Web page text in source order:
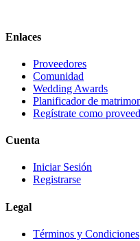
Enlaces
Proveedores
Comunidad
Wedding Awards
Planificador de
Regístrate como
Cuenta
Iniciar Sesión
Registrarse
Legal
Términos y Condiciones